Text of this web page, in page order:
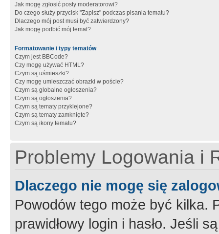
Jak mogę zgłosić posty moderatorowi?
Do czego służy przycisk "Zapisz" podczas pisania tematu?
Dlaczego mój post musi być zatwierdzony?
Jak mogę podbić mój temat?
Formatowanie i typy tematów
Czym jest BBCode?
Czy mogę używać HTML?
Czym są uśmieszki?
Czy mogę umieszczać obrazki w poście?
Czym są globalne ogłoszenia?
Czym są ogłoszenia?
Czym są tematy przyklejone?
Czym są tematy zamknięte?
Czym są ikony tematu?
Problemy Logowania i
Dlaczego nie mogę się
Powodów tego może być kilka.
prawidłowy login i hasło. Jeśli